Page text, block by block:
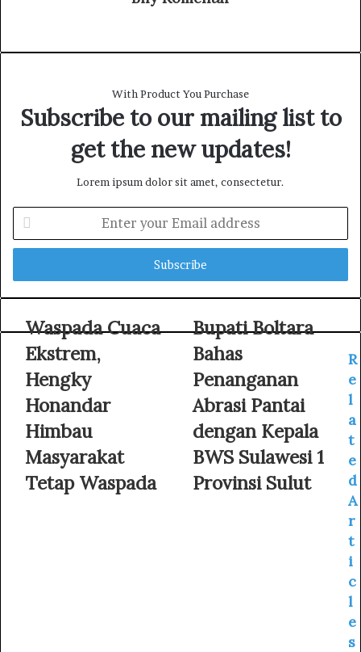
t
e
With Product You Purchase
Subscribe to our mailing list to
get the new updates!
Lorem ipsum dolor sit amet, consectetur.
t
r
y
u Waspada Cuaca
Ekstrem,
Hengky
Honandar
Himbau
Masyarakat
Tetap Waspada
Bupati Boltara
Bahas
Penanganan
Abrasi Pantai
dengan Kepala
BWS Sulawesi 1
Provinsi Sulut
R
e
l
a
t
e
d
A
r
t
i
c
l
e
s